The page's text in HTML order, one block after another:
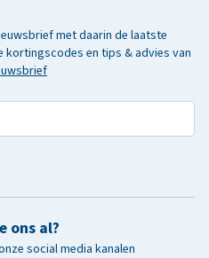
met daarin de laatste
kortingscodes en tips & advies van
ons al?
social media kanalen